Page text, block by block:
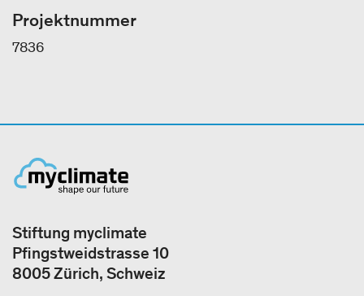
Projektnummer
7836
Stiftung myclimate
Pfingstweidstrasse 10
8005 Zürich, Schweiz